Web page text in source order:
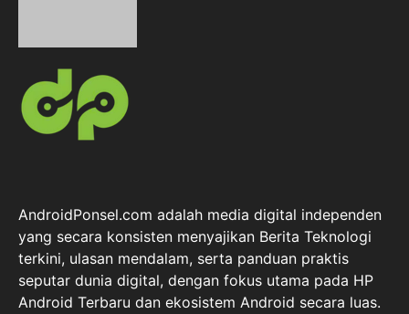
AndroidPonsel.com adalah media digital independen
yang secara konsisten menyajikan Berita Teknologi
terkini, ulasan mendalam, serta panduan praktis
seputar dunia digital, dengan fokus utama pada HP
Android Terbaru dan ekosistem Android secara luas.